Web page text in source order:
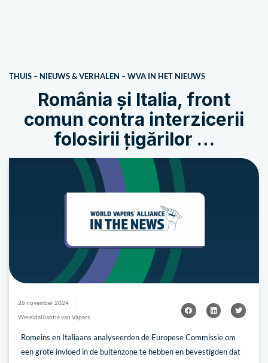
THUIS – NIEUWS & VERHALEN –WVA IN HET NIEUWS
România și Italia, front
comun contra interzicerii
folosirii țigărilor …
26 november 2024
Wereldalliantie van Vapers
Romeins en Italiaans analyseerden de Europese Commissie om
een grote invloed in de buitenzone te hebben en bevestigden dat